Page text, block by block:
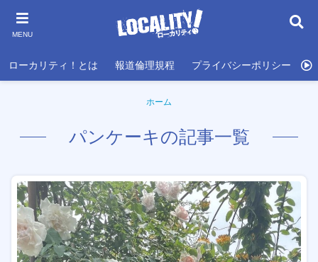
MENU
ローカリティ！とは 報道倫理規程 プライバシーポリシー
ホーム
パンケーキの記事一覧